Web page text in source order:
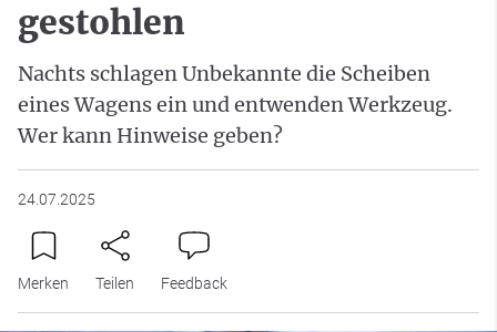
gestohlen
Nachts schlagen Unbekannte die Scheiben
eines Wagens ein und entwenden Werkzeug.
Wer kann Hinweise geben?
24.07.2025
Merken Teilen Feedback